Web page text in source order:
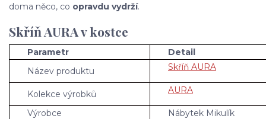
doma něco, co opravdu vydrží.
Skříň AURA v kostce
Parametr
Detail
Název produktu
Skříň AURA
Kolekce výrobků AURA
Výrobce Nábytek Mikulík